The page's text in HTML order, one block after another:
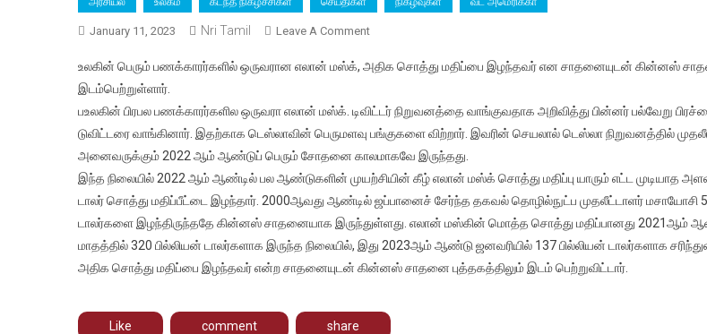
January 11, 2023 Nri Tamil Leave A CommentOn
அதிக
மதிப்பை
இழந்த
நபர்
என்ற
கின்னஸ்
சாதனையில்
எலான்
உலகின் பெரும் பணக்காரர்களில் ஒருவரான எலான் மஸ்க், அதிக சொத்து மதிப்பை இழந்தவர் என சாதனையுடன் கின்னஸ்
இடம்பெற்றுள்ளார்.
பஉலகின் பிரபல பணக்காரர்களில ஒருவரா எலான் மஸ்க். டிவிட்டர் நிறுவனத்தை வாங்குவதாக அறிவித்து பின்னர் பல்வேறு
டுவிட்டரை வாங்கினார். இதற்காக டெஸ்லாவின் பெருமளவு பங்குகளை விற்றார். இவரின் செயலால் டெஸ்லா நிறுவனத்தில்
அனைவருக்கும் 2022 ஆம் ஆண்டுப் பெரும் சோதனை காலமாகவே இருந்தது.
இந்த நிலையில் 2022 ஆம் ஆண்டில் பல ஆண்டுகளின் முயற்சியின் கீழ் எலான் மஸ்க் சொத்து மதிப்பு யாரும் எட்ட முடியாத
டாலர் சொத்து மதிப்பீட்டை இழந்தார். 2000ஆவது ஆண்டில் ஜப்பானைச் சேர்ந்த தகவல் தொழில்நுட்ப முதலீட்டாளர் மசாயோசி
டாலர்களை இழந்திருந்ததே கின்னஸ் சாதனையாக இருந்துள்ளது. எலான் மஸ்கின் மொத்த சொத்து மதிப்பானது 2021ஆம்
மாதத்தில் 320 பில்லியன் டாலர்களாக இருந்த நிலையில், இது 2023ஆம் ஆண்டு ஜனவரியில் 137 பில்லியன் டாலர்களாக
அதிக சொத்து மதிப்பை இழந்தவர் என்ற சாதனையுடன் கின்னஸ் சாதனை புத்தகத்திலும் இடம் பெற்றுவிட்டார்.
Like comment share